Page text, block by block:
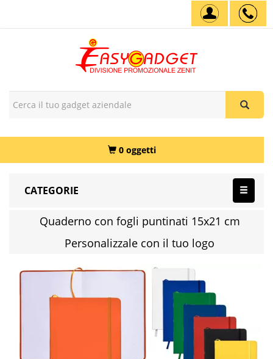
0 oggetti
CATEGORIE
Quaderno con fogli puntinati 15x21 cm
Personalizzale con il tuo logo